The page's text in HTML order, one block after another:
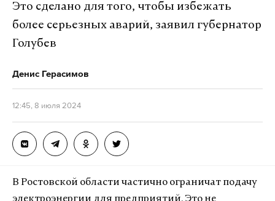
Это сделано для того, чтобы избежать
более серьезных аварий, заявил губернатор
Голубев
Денис Герасимов
12:45, 8 июля 2024
В Ростовской области частично ограничат подачу